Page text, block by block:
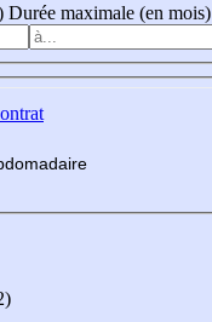
Durée maximale (en mois)
madaire